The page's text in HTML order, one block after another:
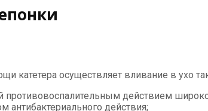
катетера осуществляет вливание в ухо
действием
действия;